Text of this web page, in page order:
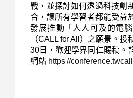
戰，並探討如何透過科技創
合，讓所有學習者都能受益
發展推動「人人可及的電腦
（CALL for All ）之願景。投
30 日，歡迎學界同仁賜稿。
網站 https://